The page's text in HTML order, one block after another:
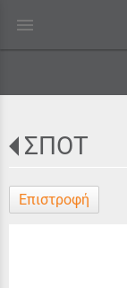
menu
ΣΠΟΤ
Επιστροφή